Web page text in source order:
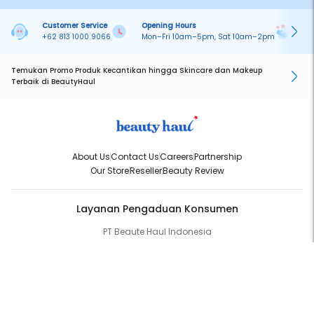
Customer Service
+62 813 1000 9066
Opening Hours
Mon–Fri 10am–5pm, Sat 10am–2pm
Temukan Promo Produk Kecantikan hingga Skincare dan Makeup
Terbaik di BeautyHaul
About UsContact UsCareersPartnership
Our StoreResellerBeauty Review
Layanan Pengaduan Konsumen
PT Beaute Haul Indonesia